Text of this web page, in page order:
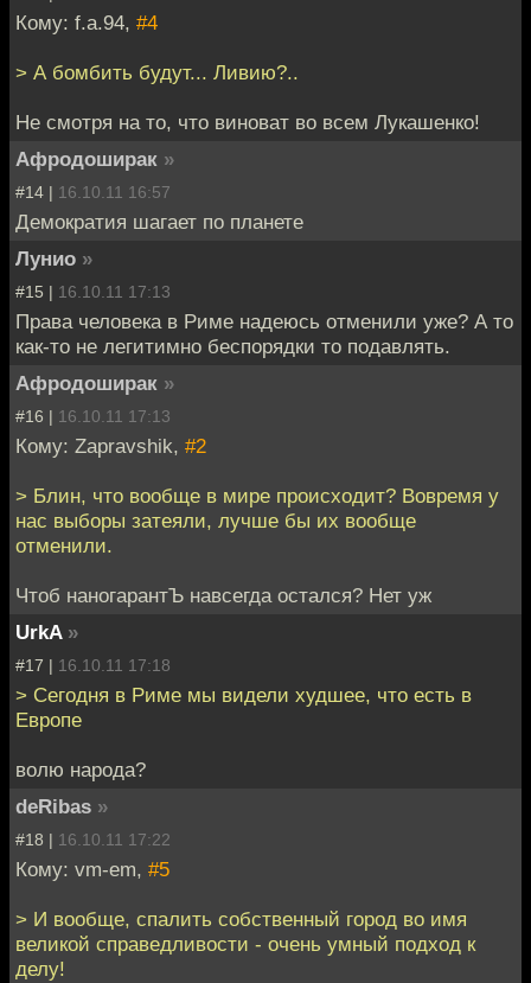
Кому: f.a.94, #4
> А бомбить будут... Ливию?..
Не смотря на то, что виноват во всем Лукашенко!
Афродоширак »
#14 | 16.10.11 16:57
Демократия шагает по планете
Лунио »
#15 | 16.10.11 17:13
Права человека в Риме надеюсь отменили уже? А то
как-то не легитимно беспорядки то подавлять.
Афродоширак »
#16 | 16.10.11 17:13
Кому: Zapravshik, #2
> Блин, что вообще в мире происходит? Вовремя у
нас выборы затеяли, лучше бы их вообще
отменили.
Чтоб наногарантЪ навсегда остался? Нет уж
UrkA »
#17 | 16.10.11 17:18
> Сегодня в Риме мы видели худшее, что есть в
Европе
волю народа?
deRibas »
#18 | 16.10.11 17:22
Кому: vm-em, #5
> И вообще, спалить собственный город во имя
великой справедливости - очень умный подход к
делу!